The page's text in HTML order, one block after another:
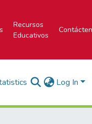
Recursos
Educativos
Log In